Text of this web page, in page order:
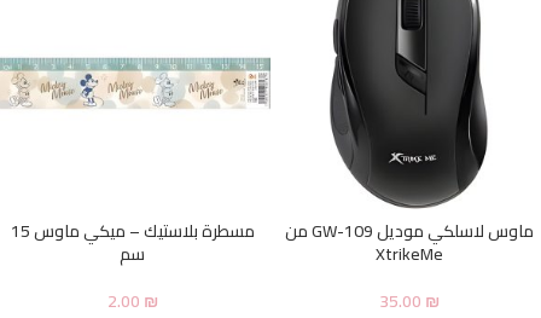
ماوس لاسلكي موديل GW-109 من
XtrikeMe
35.00₪
مسطرة بلاستيك – ميكي ماوس 15
سم
2.00₪